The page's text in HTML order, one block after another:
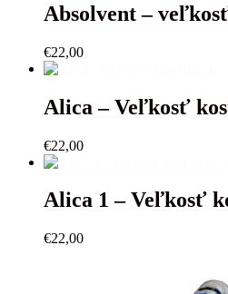
Absolvent –
€22,00
Alica – Veľkosť
€22,00
Alica 1 – Veľkosť
€22,00